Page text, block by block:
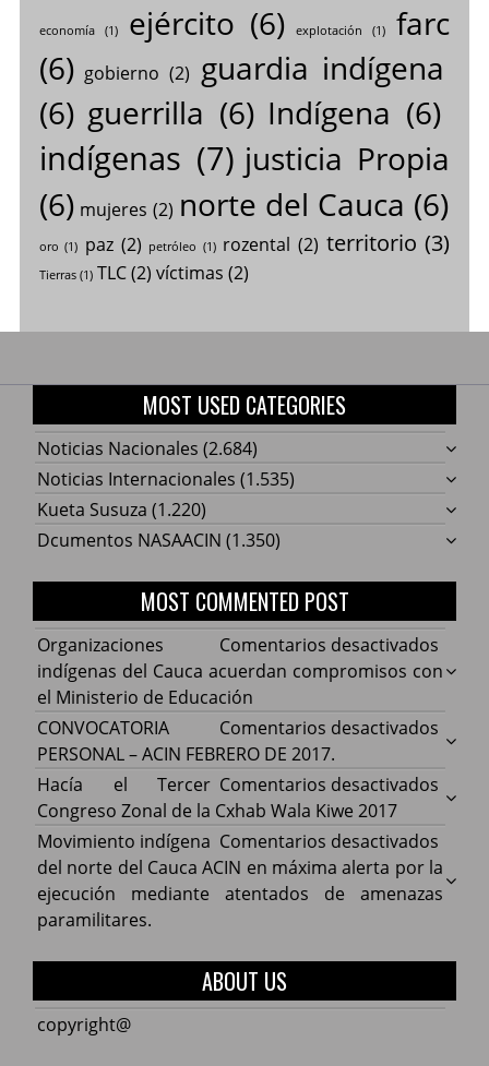
economía(1) ejército (6) explotación (1)
farc
(6) gobierno (2) guardia indígena
(6) guerrilla (6) Indígena (6)
indígenas (7) justicia Propia
(6) mujeres (2) norte del Cauca (6)
oro (1) paz (2) petróleo (1) rozental (2) territorio (3)
Tierras(1) TLC(2) víctimas (2)
MOST USED CATEGORIES
Noticias Nacionales (2.684)
Noticias Internacionales (1.535)
Kueta Susuza (1.220)
Dcumentos NASAACIN (1.350)
MOST COMMENTED POST
Comentarios desactivados
Cauca
con
de
Organizaciones
indígenas del Cauca acuerdan compromisos con
el Ministerio de Educación
Comentarios desactivados
ACIN
DE
CONVOCATORIA
PERSONAL – ACIN FEBRERO DE 2017.
Comentarios desactivados
Hacía
la
Hacía el Tercer
Congreso Zonal de la Cxhab Wala Kiwe 2017
Comentarios desactivados
Cauca
Movimiento indígena
del norte del Cauca ACIN en máxima alerta por la
ejecución mediante atentados de amenazas
paramilitares.
ABOUT US
copyright@